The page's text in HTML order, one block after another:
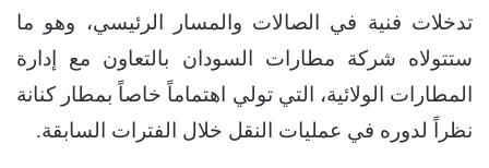
تدخلات فنية في الصالات والمسار الرئيسي، وهو ما
ستتولاه شركة مطارات السودان بالتعاون مع إدارة
المطارات الولائية، التي تولي اهتماماً خاصاً بمطار كنانة
نظراً لدوره في عمليات النقل خلال الفترات السابقة.